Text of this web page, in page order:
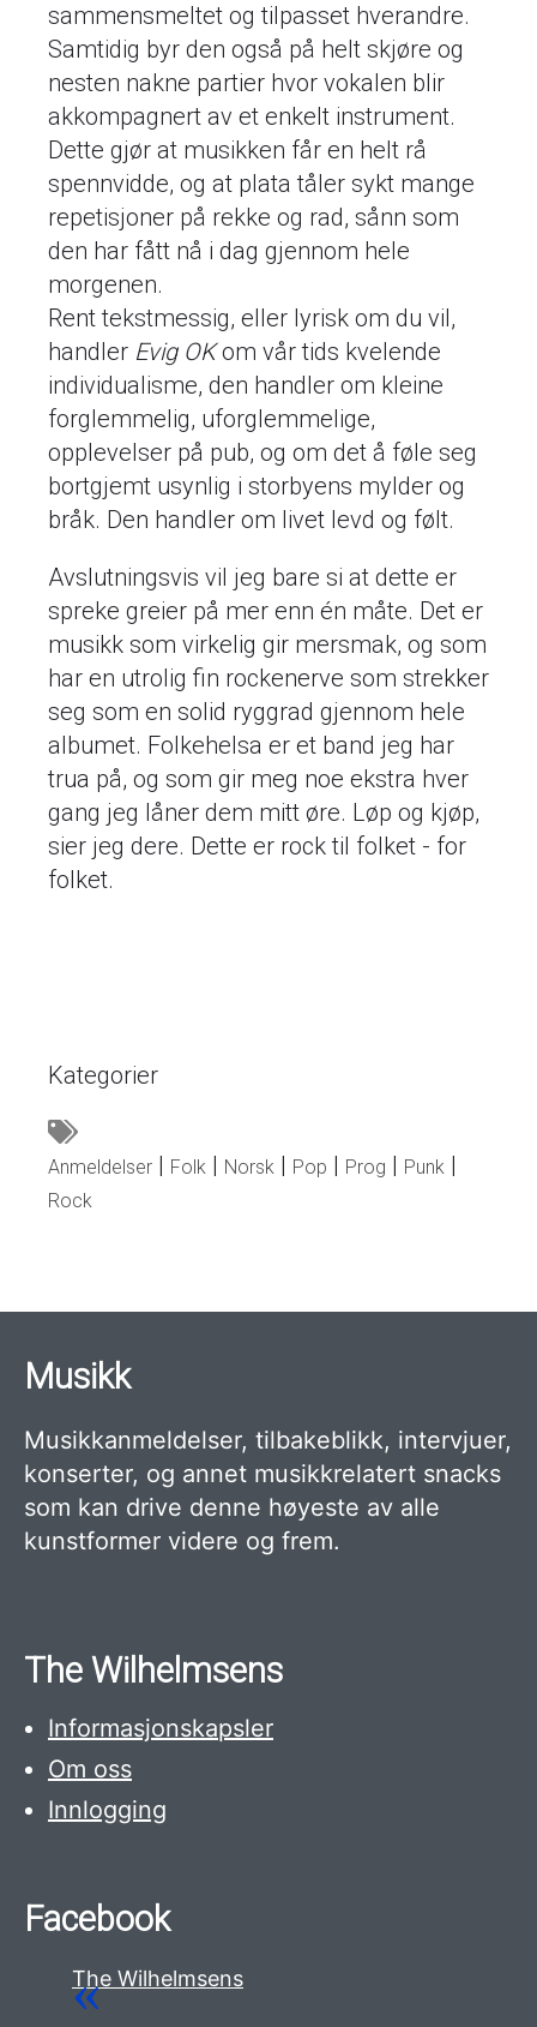
sammensmeltet og tilpasset hverandre.
Samtidig byr den også på helt skjøre og
nesten nakne partier hvor vokalen blir
akkompagnert av et enkelt instrument.
Dette gjør at musikken får en helt rå
spennvidde, og at plata tåler sykt mange
repetisjoner på rekke og rad, sånn som
den har fått nå i dag gjennom hele
morgenen.
Rent tekstmessig, eller lyrisk om du vil,
handler Evig OKom vår tids kvelende
individualisme, den handler om kleine
forglemmelig, uforglemmelige,
opplevelser på pub, og om det å føle seg
bortgjemt usynlig i storbyens mylder og
bråk. Den handler om livet levd og følt.
Avslutningsvis vil jeg bare si at dette er
spreke greier på mer enn én måte. Det er
musikk som virkelig gir mersmak, og som
har en utrolig fin rockenerve som strekker
seg som en solid ryggrad gjennom hele
albumet. Folkehelsa er et band jeg har
trua på, og som gir meg noe ekstra hver
gang jeg låner dem mitt øre. Løp og kjøp,
sier jeg dere. Dette er rock til folket - for
folket.
Kategorier
Anmeldelser Folk Norsk Pop Prog
Punk
Rock
Musikk
Musikkanmeldelser, tilbakeblikk, intervjuer,
konserter, og annet musikkrelatert snacks
som kan drive denne høyeste av alle
kunstformer videre og frem.
The Wilhelmsens
Informasjonskapsler
Om oss
Innlogging
Facebook
The Wilhelmsens